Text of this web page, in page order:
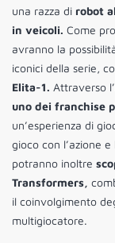
una razza di robot
in veicoli. Come
avranno la
iconici della serie,
Elita-1. Attraverso
uno dei franchise
un’esperienza di
gioco con l’azione
potranno inoltre
Transformers,
il coinvolgimento
multigiocatore.